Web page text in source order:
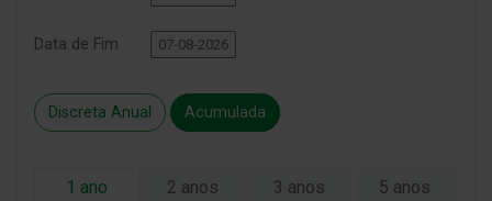
Data de Fim
Discreta Anual Acumulada
1 ano 2 anos 3 anos 5 anos